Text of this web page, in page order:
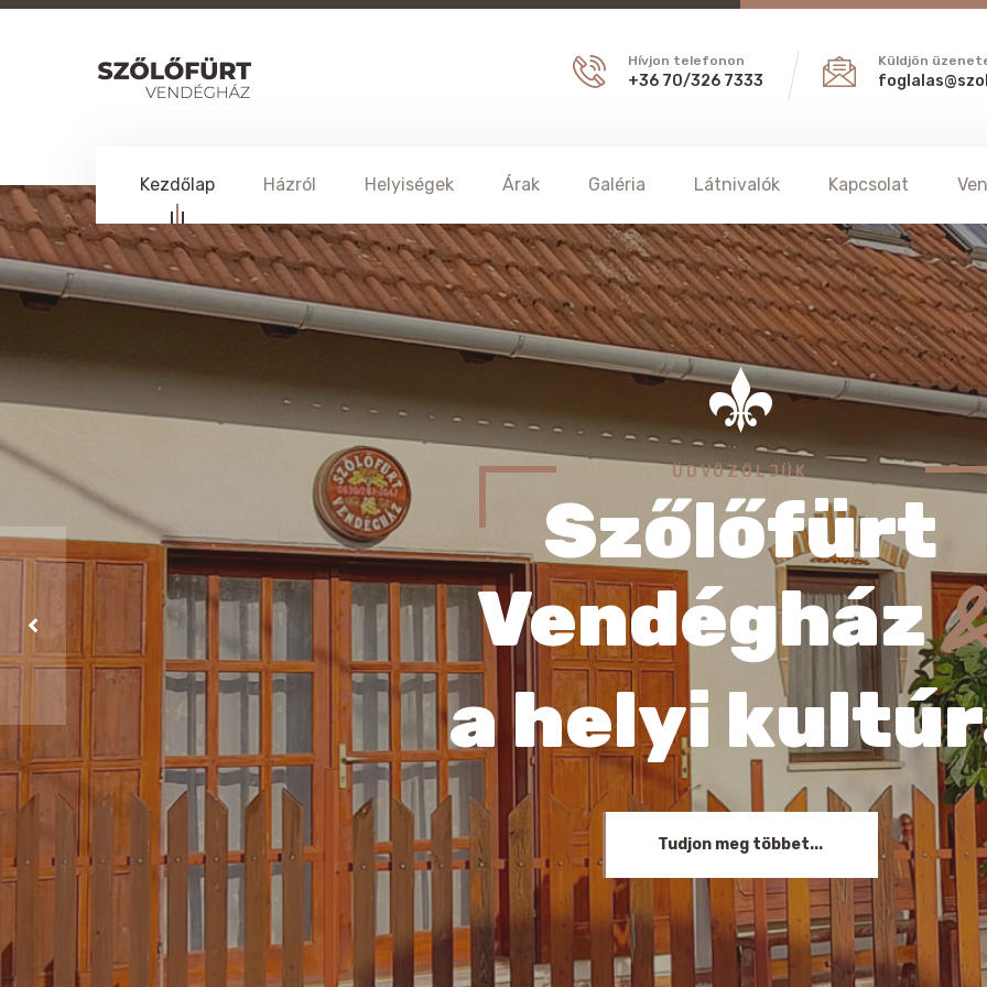
Hívjon telefonon
+36 70/326 7333
Küldjön
Kezdőlap Házról Helyiségek Árak Galéria Látnivalók Kapcsolat
A SZŐLŐFÜRT VENDÉGHÁZ
Értéket
teremtünk
képviselünk
Tudjon meg többet...